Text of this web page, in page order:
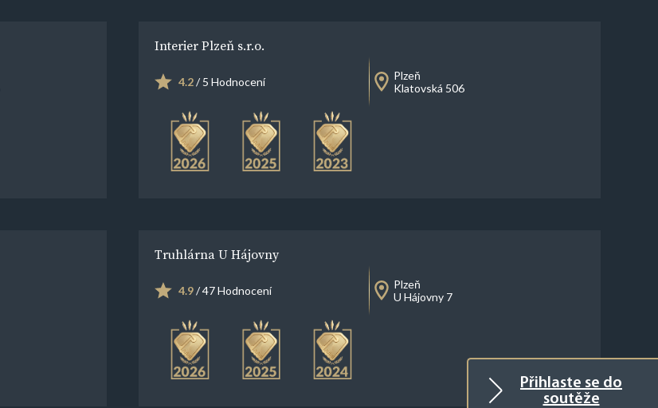
Přihlaste se do
soutěže
Interier Plzeň s.r.o.
4.2/ 5 Hodnocení
Plzeň
Klatovská 506
Truhlárna U Hájovny
4.9/ 47 Hodnocení
Plzeň
U Hájovny 7